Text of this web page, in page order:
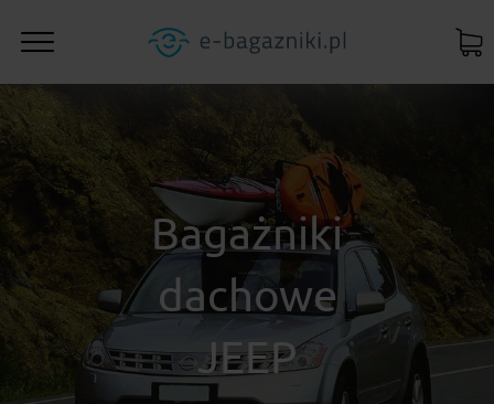
Bagażniki
dachowe
JEEP